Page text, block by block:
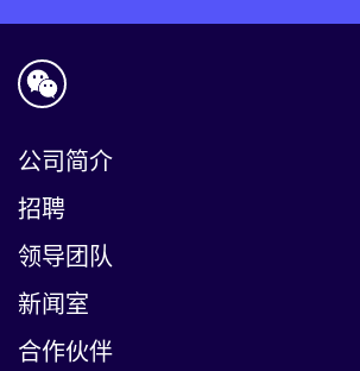
公司简介
招聘
领导团队
新闻室
合作伙伴